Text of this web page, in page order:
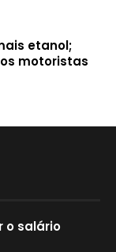
etanol;
motoristas
o salário